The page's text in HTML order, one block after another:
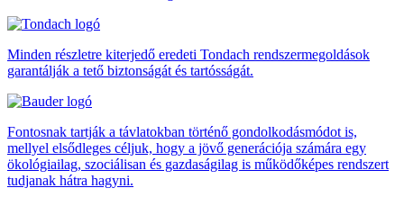
Minden részletre kiterjedő eredeti Tondach rendszermegoldások
garantálják a tető biztonságát és tartósságát.
Fontosnak tartják a távlatokban történő gondolkodásmódot is,
mellyel elsődleges céljuk, hogy a jövő generációja számára egy
ökológiailag, szociálisan és gazdaságilag is működőképes rendszert
tudjanak hátra hagyni.